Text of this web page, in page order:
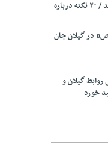
نیست،
نیازمند
رفت همه شاد بودند / ۲۰ نکته درباره
در گیلان جان
روابط گیلان و
خورد